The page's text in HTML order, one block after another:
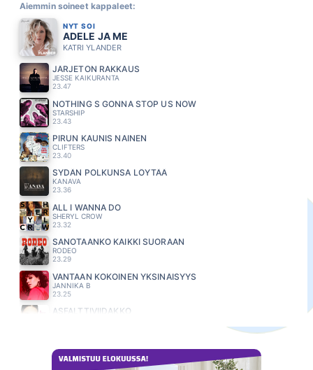
Aiemmin soineet kappaleet:
NYT SOI
ADELE JA ME
KATRI YLANDER
JÄRJETÖN RAKKAUS
JESSE KAIKURANTA
23.47
NOTHING S GONNA STOP US NOW
STARSHIP
23.43
PIRUN KAUNIS NAINEN
CLIFTERS
23.40
SYDÄN POLKUNSA LÖYTÄÄ
KANAVA
23.36
ALL I WANNA DO
SHERYL CROW
23.32
SANOTAANKO KAIKKI SUORAAN
RODEO
23.29
VANTAAN KOKOINEN YKSINÄISYYS
JANNIKA B
23.25
ASFALTTIVIIDAKKO
KAIJA KOO
23.18